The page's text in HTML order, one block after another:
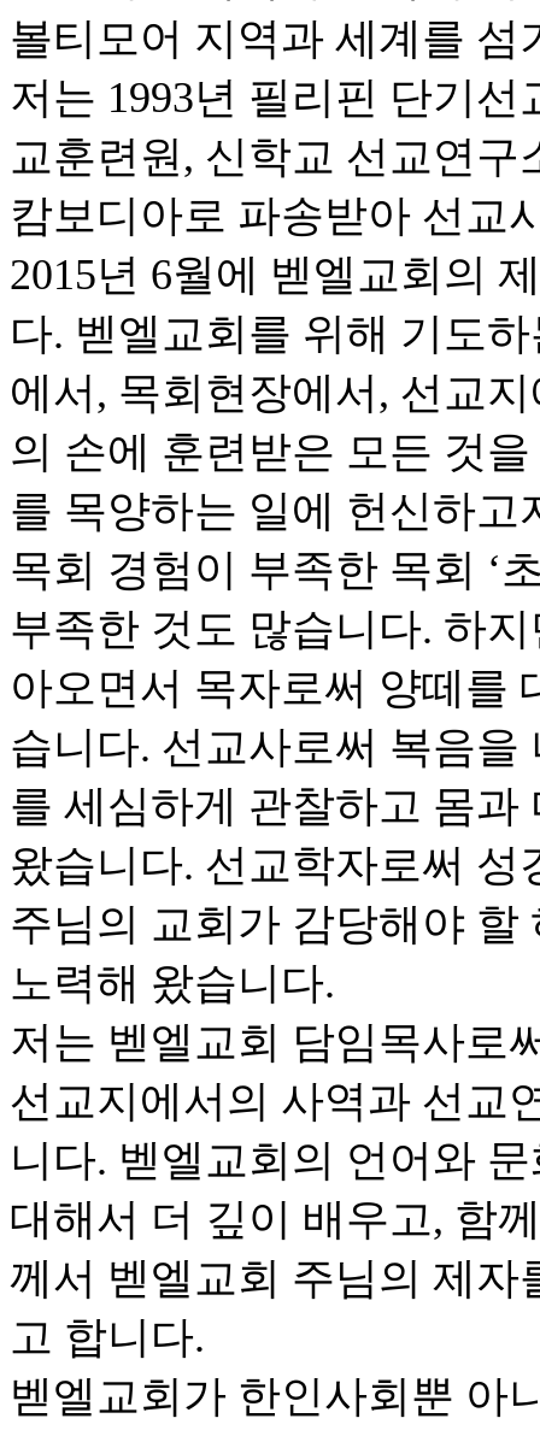
볼티모어 지역과 세계를
저는 1993년 필리핀 단기
교훈련원, 신학교 선교연구
캄보디아로 파송받아 선교
2015년 6월에 벧엘교회의
다. 벧엘교회를 위해 기도
에서, 목회현장에서, 선교
의 손에 훈련받은 모든 것
를 목양하는 일에 헌신하
목회 경험이 부족한 목회 ‘
부족한 것도 많습니다. 하
아오면서 목자로써 양떼를
습니다. 선교사로써 복음
를 세심하게 관찰하고 몸
왔습니다. 선교학자로써
주님의 교회가 감당해야
노력해 왔습니다.
저는 벧엘교회 담임목사로
선교지에서의 사역과 선교
니다. 벧엘교회의 언어와
대해서 더 깊이 배우고, 함
께서 벧엘교회 주님의 제
고 합니다.
벧엘교회가 한인사회뿐 아